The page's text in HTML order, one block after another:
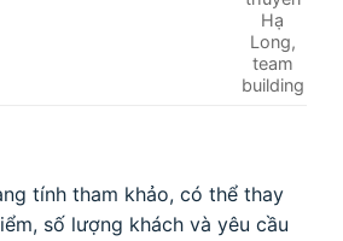
Hạ
Long,
team
building
tính tham khảo, có thể thay
số lượng khách và yêu cầu